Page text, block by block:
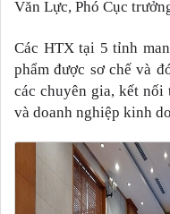
Văn Lực, Phó Cục
Các HTX tại 5 tỉnh
phẩm được sơ chế và
các chuyên gia, kết
và doanh nghiệp kinh